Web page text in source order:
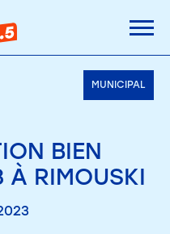
MUNICIPAL
BIEN
À RIMOUSKI